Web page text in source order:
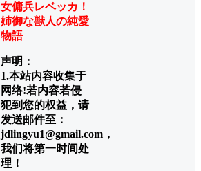
女傭兵レベッカ！
姉御な獣人の純愛
物語
声明：
1.本站内容收集于
网络!若内容若侵
犯到您的权益，请
发送邮件至：
jdlingyu1@gmail.com，
我们将第一时间处
理！